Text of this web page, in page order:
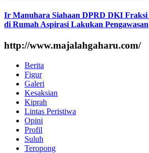
Ir Manuhara Siahaan DPRD DKI Fraksi
di Rumah Aspirasi Lakukan Pengawasan
http://www.majalahgaharu.com/
Berita
Figur
Galeri
Kesaksian
Kiprah
Lintas Peristiwa
Opini
Profil
Suluh
Teropong